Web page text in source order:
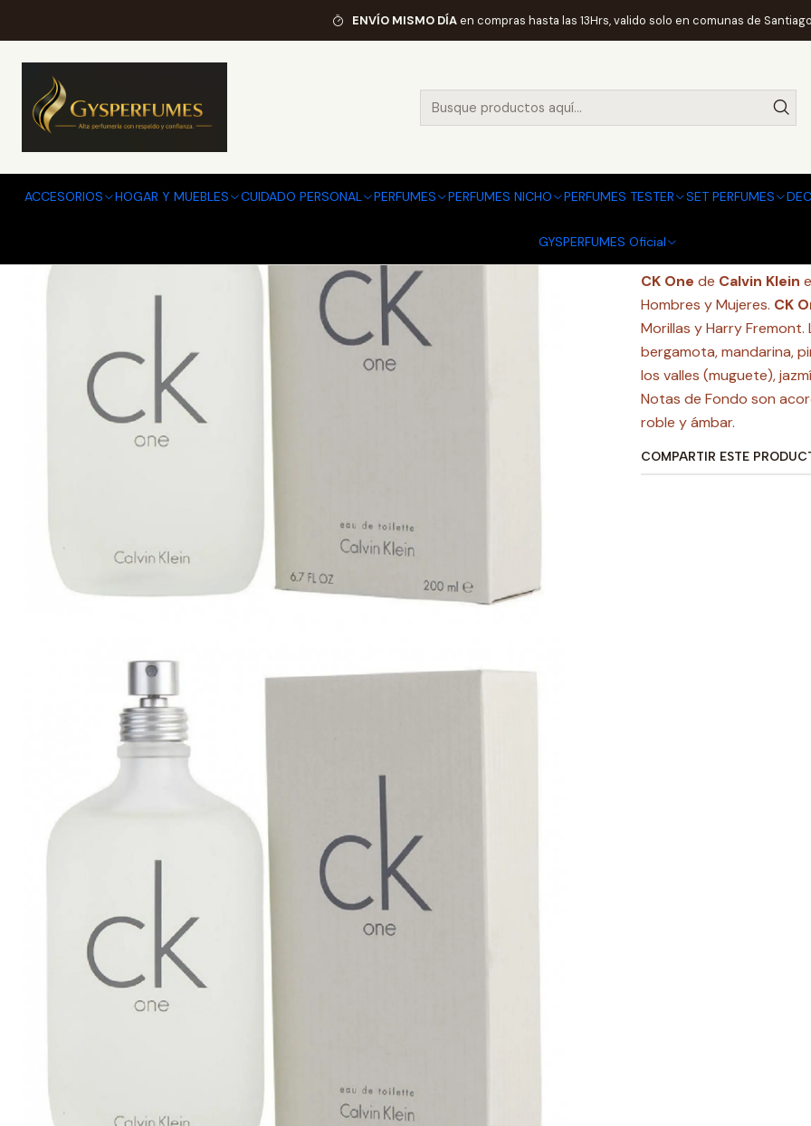
ACCESORIOS HOGAR Y MUEBLES CUIDADO PERSONAL PERFUMES PERFUMES NICHO PERFUMES TESTER SET PERFUMES
GYSPERFUMES Oficial
ENVÍO MISMO DÍAen compras hasta las 13Hrs, valido solo en comunas de
Inicio PERFUMES Y COLONIAS CALVIN KLEIN UNISEX CK ONE 200ML
CK ONE
DESCRIPCIÓN
CK One de Calvin Klein
Hombres y Mujeres. CK
Morillas y Harry
bergamota, mandarina,
los valles (muguete),
Notas de Fondo son
roble y ámbar.
COMPARTIR ESTE